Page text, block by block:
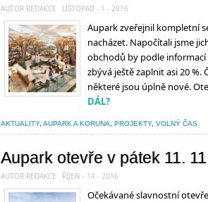
AUTOR REDAKCE LISTOPAD - 1 - 2016
Aupark zveřejnil kompletní
nacházet. Napočítali jsme
obchodů by podle
zbývá ještě zaplnit asi 20
některé jsou úplně nové.
DÁL?
AKTUALITY, AUPARK A KORUNA PROJEKTY, VOLNÝ ČAS
Aupark otevře v pátek 11.
AUTOR REDAKCE ŘÍJEN - 14 - 2016
Očekávané slavnostní